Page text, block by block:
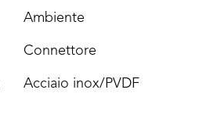
Ambiente
Connettore
Acciaio inox/PVDF